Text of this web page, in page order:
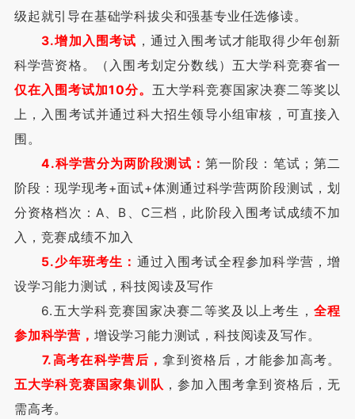
级起就引导在基础学科拔尖和强基专业任选修读。
3.增加入围考试 ，通过入围考试才能取得少年创新
科学营资格。（入围考划定分数线）五大学科竞赛省一
仅在入围考试加10分。 五大学科竞赛国家决赛二等奖以
上，入围考试并通过科大招生领导小组审核，可直接入
围。
4.科学营分为两阶段测试： 第一阶段：笔试；第二
阶段：现学现考+面试+体测通过科学营两阶段测试，划
分资格档次：A、B、C三档，此阶段入围考试成绩不加
入，竞赛成绩不加入
5.少年班考生： 通过入围考试全程参加科学营，增
设学习能力测试，科技阅读及写作
6.五大学科竞赛国家决赛二等奖及以上考生， 全程
参加科学营， 增设学习能力测试，科技阅读及写作。
7.高考在科学营后，拿到资格后，才能参加高考。
五大学科竞赛国家集训队 ，参加入围考拿到资格后，无
需高考。